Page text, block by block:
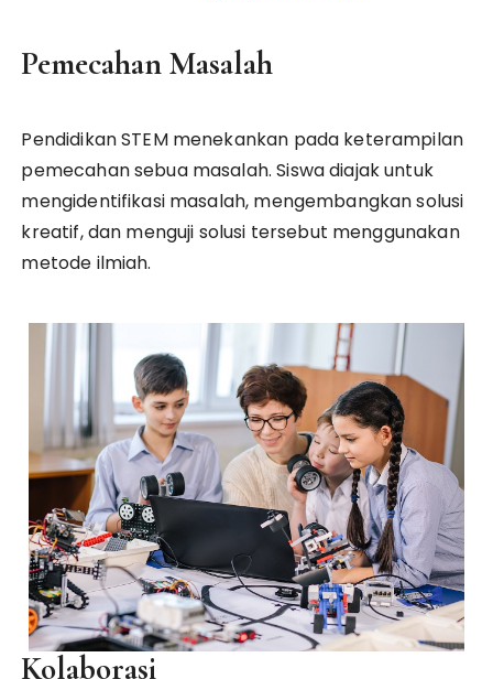
Pemecahan Masalah
Pendidikan STEM menekankan pada keterampilan
pemecahan sebua masalah. Siswa diajak untuk
mengidentifikasi masalah, mengembangkan solusi
kreatif, dan menguji solusi tersebut menggunakan
metode ilmiah.
Kolaborasi